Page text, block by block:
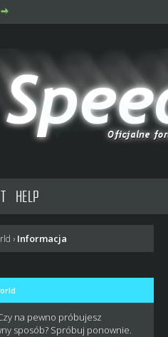
HELP
› Informacja
na pewno próbujesz
sposób? Spróbuj ponownie.